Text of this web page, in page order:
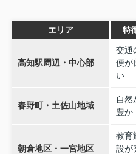
エリア 特
高知駅周辺・中心部
交通
便が
い
春野町・土佐山地域
自然
豊か
朝倉地区・一宮地区
教育
設が